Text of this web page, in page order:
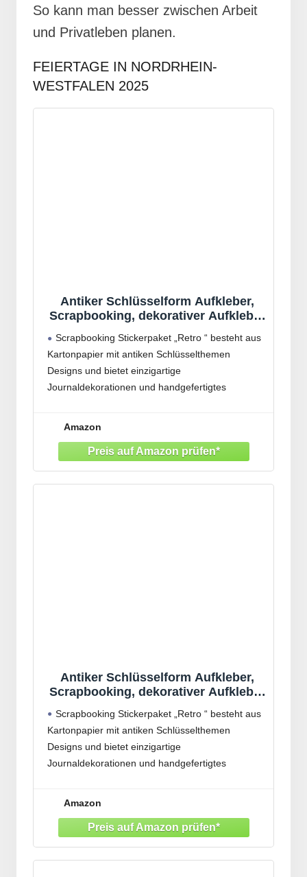
So kann man besser zwischen Arbeit
und Privatleben planen.
FEIERTAGE IN NORDRHEIN-
WESTFALEN 2025
Antiker Schlüsselform Aufkleber,
Scrapbooking, dekorativer Aufkleber
Notizbuch, Tagebuch, Dekoration,
Retro Schlüssel
Scrapbooking Stickerpaket „Retro “ besteht aus
Kartonpapier mit antiken Schlüsselthemen
Designs und bietet einzigartige
Journaldekorationen und handgefertigtes
Verzierungszubehör für dekorative Planer,
Fotoalben oder handgefertigte Grußkarten suchen
Amazon
Antiker Schlüsselform Aufkleber,
Scrapbooking, dekorativer Aufkleber
Notizbuch, Tagebuch, Dekoration,
Retro Schlüssel
Scrapbooking Stickerpaket „Retro “ besteht aus
Kartonpapier mit antiken Schlüsselthemen
Designs und bietet einzigartige
Journaldekorationen und handgefertigtes
Verzierungszubehör für dekorative Planer,
Fotoalben oder handgefertigte Grußkarten suchen
Amazon